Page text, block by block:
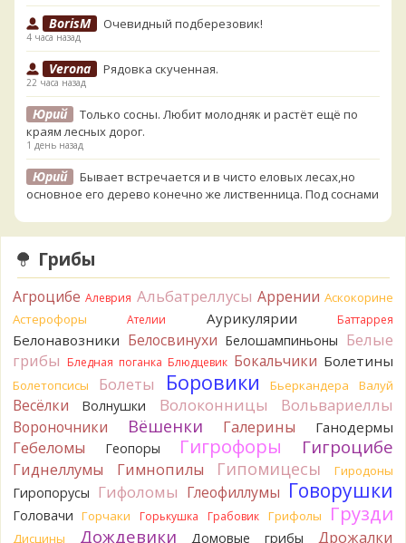
BorisM Очевидный подберезовик!
4 часа назад
Verona Рядовка скученная.
22 часа назад
Юрий
Только сосны. Любит молодняк и растёт ещё по
краям лесных дорог.
1 день назад
Юрий
Бывает встречается и в чисто еловых лесах,но
основное его дерево конечно же лиственница. Под соснами
1 день назад
Katya20
1 день назад
Katya20 Навозник.
1 день назад
Verona Скорее всего он.
2 дня назад
Verona
Что-то из рядовок. Цвета на фото вряд ли
переданы правильно.
2 дня назад
Verona
Рядовка мыльная, судя по пластинкам.
Правильно сделали, что не взяли.
BorisM Подгруздок чёрный, или близкие виды
Грибы
Агроцибе Алеврия Альбатреллусы Аррении Аскокорине
Астерофоры
Ателии Аурикулярии Баттаррея
Белонавозники Белосвинухи Белошампиньоны Белые
грибы Бледная поганка Блюдцевик Бокальчики Болетины
Болетопсисы Болеты Боровики Бьеркандера Валуй
Весёлки Волнушки Волоконницы Вольвариеллы
Вороночники Вёшенки Галерины Ганодермы
Гебеломы Геопоры Гигрофоры Гигроцибе
Гиднеллумы Гимнопилы Гипомицесы Гиродоны
Гиропорусы Гифоломы Глеофиллумы Говорушки
Головачи Горчаки Горькушка Грабовик Грифолы Грузди
Дисцины Дождевики Домовые грибы Дрожалки